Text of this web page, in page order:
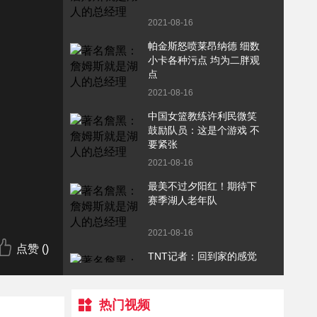
点赞 ()
2021-08-16
帕金斯怒喷莱昂纳德 细数
小卡各种污点 均为二胖观
点
2021-08-16
中国女篮教练许利民微笑
鼓励队员：这是个游戏 不
要紧张
2021-08-16
最美不过夕阳红！期待下
赛季湖人老年队
2021-08-16
TNT记者：回到家的感觉
2021-08-16
热门视频